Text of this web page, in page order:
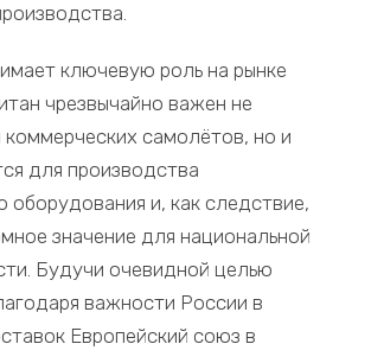
ключевую роль на рынке
чрезвычайно важен не
коммерческих самолётов, но и
для производства
оборудования и, как следствие,
значение для национальной
Будучи очевидной целью
важности России в
Европейский союз в